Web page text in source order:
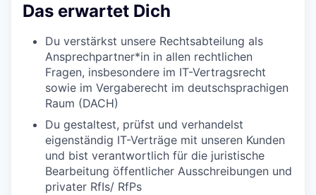
Das erwartet Dich
Du verstärkst unsere Rechtsabteilung als
Ansprechpartner*in in allen rechtlichen
Fragen, insbesondere im IT-Vertragsrecht
sowie im Vergaberecht im deutschsprachigen
Raum (DACH)
Du gestaltest, prüfst und verhandelst
eigenständig IT-Verträge mit unseren Kunden
und bist verantwortlich für die juristische
Bearbeitung öffentlicher Ausschreibungen und
privater RfIs/ RfPs